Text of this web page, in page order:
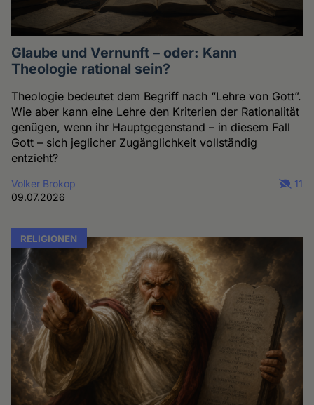
Glaube und Vernunft – oder: Kann
Theologie rational sein?
Theologie bedeutet dem Begriff nach “Lehre von Gott”.
Wie aber kann eine Lehre den Kriterien der Rationalität
genügen, wenn ihr Hauptgegenstand – in diesem Fall
Gott – sich jeglicher Zugänglichkeit vollständig
entzieht?
Volker Brokop
09.07.2026
11
RELIGIONEN